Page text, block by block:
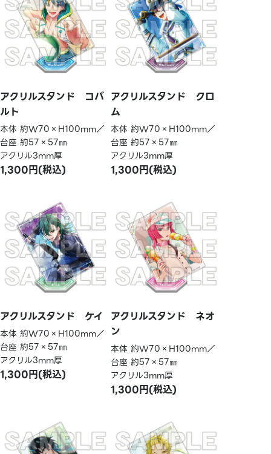
アクリルスタンド コバ
ルト
本体 約W70×H100mm／
台座 約57×57㎜
アクリル3mm厚
1,300円(税込)
アクリルスタンド クロ
ム
本体 約W70×H100mm／
台座 約57×57㎜
アクリル3mm厚
1,300円(税込)
アクリルスタンド ケイ
本体 約W70×H100mm／
台座 約57×57㎜
アクリル3mm厚
1,300円(税込)
アクリルスタンド ネオ
ン
本体 約W70×H100mm／
台座 約57×57㎜
アクリル3mm厚
1,300円(税込)